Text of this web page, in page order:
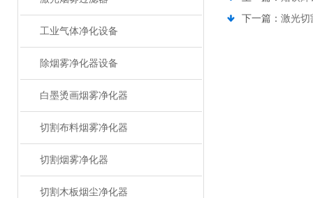
工业气体净化设备
除烟雾净化器设备
白墨烫画烟雾净化器
切割布料烟雾净化器
切割烟雾净化器
切割木板烟尘净化器
下一篇： 激光切